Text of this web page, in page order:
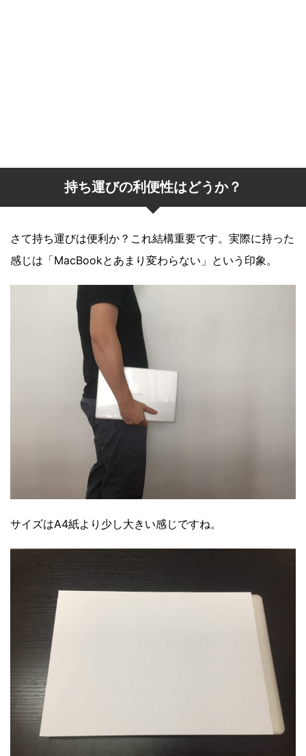
持ち運びの利便性はどうか？
さて持ち運びは便利か？これ結構重要です。実際に持った
感じは「MacBookとあまり変わらない」という印象。
サイズはA4紙より少し大きい感じですね。